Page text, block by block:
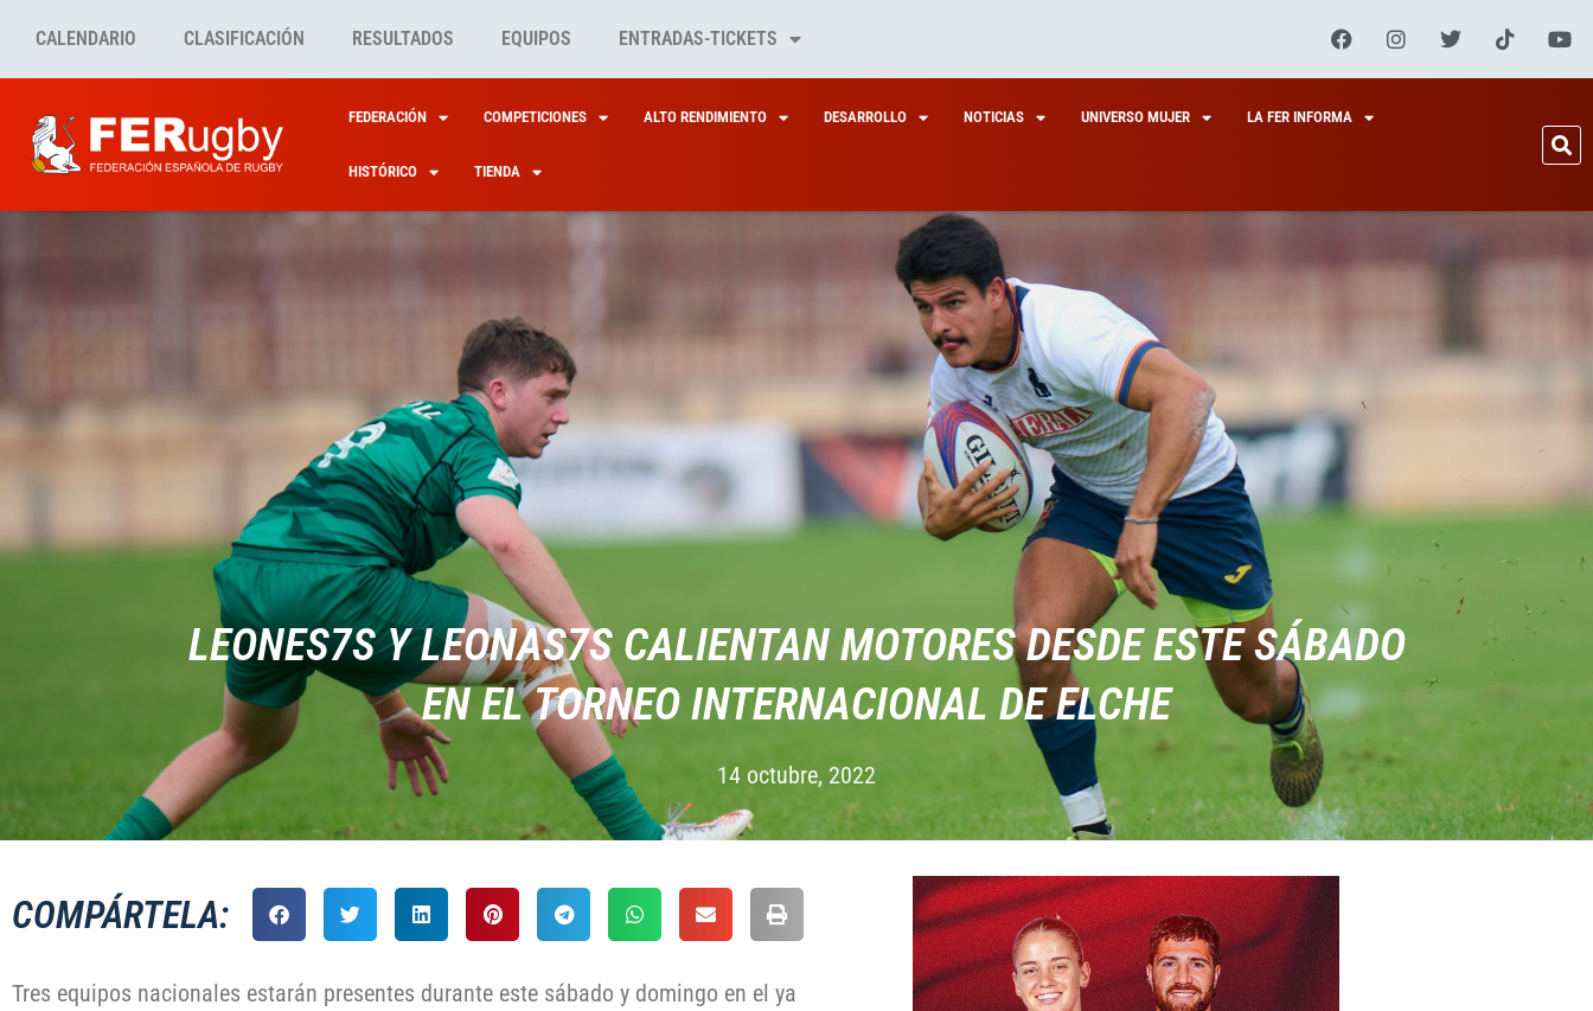
CALENDARIO CLASIFICACIÓN RESULTADOS EQUIPOS ENTRADAS-TICKETS
FEDERACIÓN COMPETICIONES ALTO RENDIMIENTO DESARROLLO NOTICIAS UNIVERSO MUJER LA FER INFORMA
HISTÓRICO TIENDA
LEONES7S Y LEONAS7S CALIENTAN MOTORES DESDE ESTE SÁBADO
EN EL TORNEO INTERNACIONAL DE ELCHE
14 octubre, 2022
COMPÁRTELA:
Tres equipos nacionales estarán presentes durante este sábado y domingo en el ya